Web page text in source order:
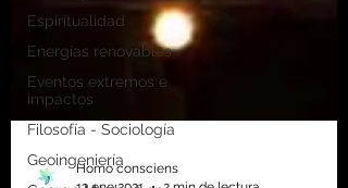
Espiritualidad
Energías renovables
Eventos extremos e
impactos
Filosofía - Sociología
Geoingeniería